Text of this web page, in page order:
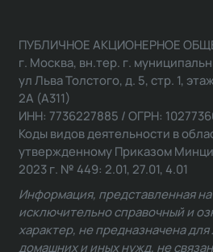
ПУБЛИЧНОЕ АКЦИОНЕРНОЕ
г. Москва, вн.тер. г.
ул Льва Толстого, д. 5, стр. 1,
2А (А311)
ИНН: 7736227885 / ОГРН:
Коды видов деятельности в
утвержденному Приказом
2023 г. № 449: 2.01, 27.01, 4.01
Информация, представленная
исключительно справочный и
характер, не предназначена
домашних и иных нужд, не